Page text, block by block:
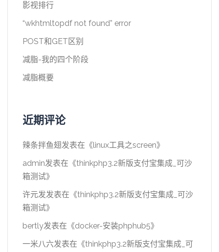
影视排行
“wkhtmltopdf not found” error
POST和GET区别
减脂-我的四个阶段
减脂概要
近期评论
辣条拌鱼翅发表在《linux工具之screen》
admin发表在《thinkphp3.2新版支付宝集成_可沙
箱测试》
许元发发表在《thinkphp3.2新版支付宝集成_可沙
箱测试》
bertly发表在《docker-安装phphub5》
一米八六发表在《thinkphp3.2新版支付宝集成_可